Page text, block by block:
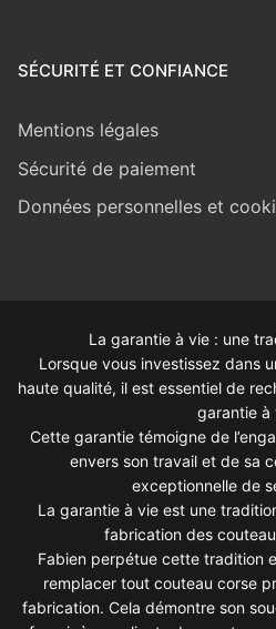
SÉCURITÉ ET CONFIANCE
Mentions légales
Sécurité de paiement
Données personnelles et
La garantie à vie : une
Lorsque vous investissez dans
haute qualité, il est essentiel de
garantie à
Cette garantie témoigne de
envers son travail et de sa
exceptionnelle de
La garantie à vie est une
fabrication des
Fabien perpétue cette tradition
remplacer tout couteau corse
fabrication. Cela démontre son